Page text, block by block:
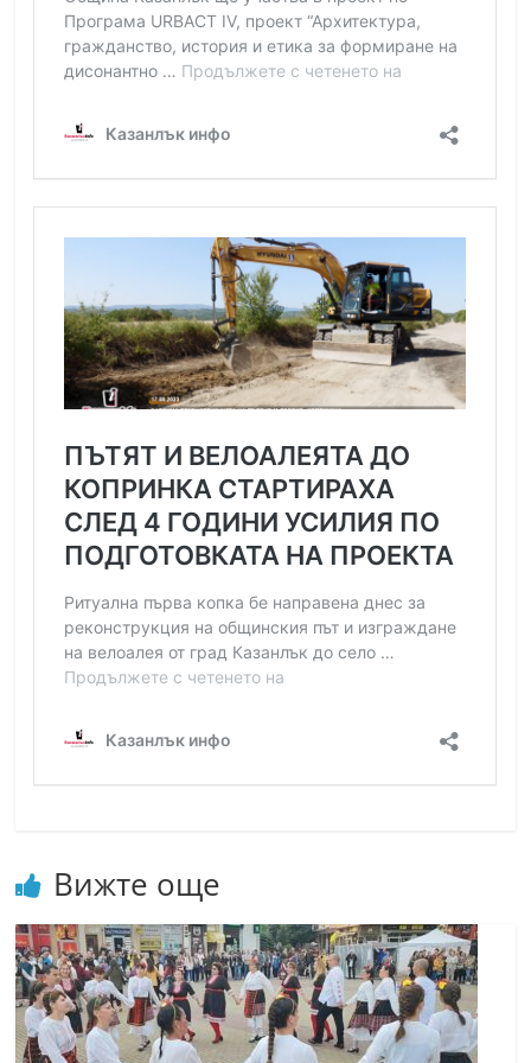
Вижте още